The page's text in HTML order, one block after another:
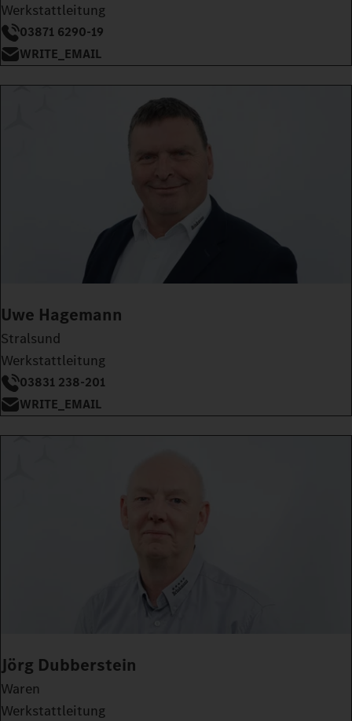
Werkstattleitung
03871 6290-19
WRITE_EMAIL
Uwe Hagemann
Stralsund
Werkstattleitung
03831 238-201
WRITE_EMAIL
Jörg Dubberstein
Waren
Werkstattleitung